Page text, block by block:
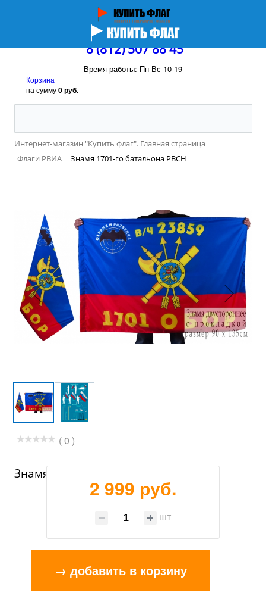
8 (812) 507 88 45
Время работы: Пн-Вс 10-19
Корзина
на сумму0 руб.
Интернет-магазин "Купить флаг". Главная страница
Флаги РВИА
Знамя 1701-го батальона РВСН
( 0 )
Знамя 1701-го батальона РВСН
2 999 руб.
шт
→ добавить в корзину